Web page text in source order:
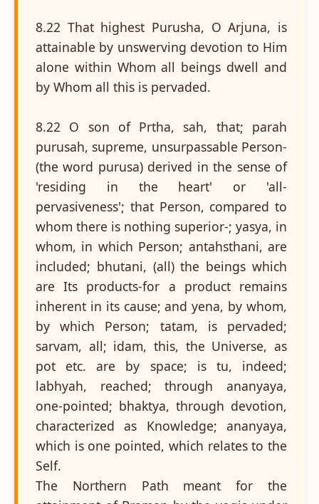
8.22 That highest Purusha, O Arjuna, is
attainable by unswerving devotion to Him
alone within Whom all beings dwell and
by Whom all this is pervaded.
8.22 O son of Prtha, sah, that; parah
purusah, supreme, unsurpassable Person-
(the word purusa) derived in the sense of
'residing in the heart' or 'all-
pervasiveness'; that Person, compared to
whom there is nothing superior-; yasya, in
whom, in which Person; antahsthani, are
included; bhutani, (all) the beings which
are Its products-for a product remains
inherent in its cause; and yena, by whom,
by which Person; tatam, is pervaded;
sarvam, all; idam, this, the Universe, as
pot etc. are by space; is tu, indeed;
labhyah, reached; through ananyaya,
one-pointed; bhaktya, through devotion,
characterized as Knowledge; ananyaya,
which is one pointed, which relates to the
Self.
The Northern Path meant for the